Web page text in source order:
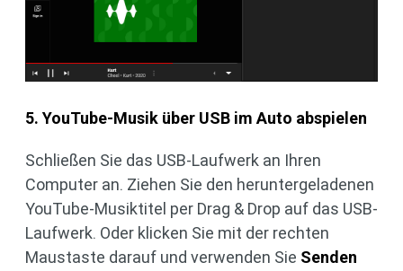
5. YouTube-Musik über USB im Auto abspielen
Schließen Sie das USB-Laufwerk an Ihren
Computer an. Ziehen Sie den heruntergeladenen
YouTube-Musiktitel per Drag & Drop auf das USB-
Laufwerk. Oder klicken Sie mit der rechten
Maustaste darauf und verwenden Sie Senden